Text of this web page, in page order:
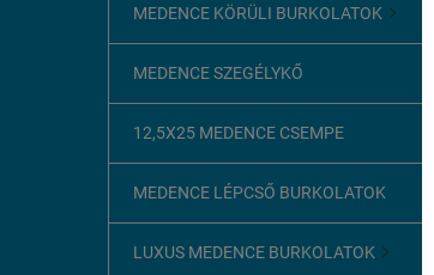
MEDENCE KÖRÜLI BURKOLATOK 
MEDENCE SZEGÉLYKŐ
12,5X25 MEDENCE CSEMPE
MEDENCE LÉPCSŐ BURKOLATOK
LUXUS MEDENCE BURKOLATOK 